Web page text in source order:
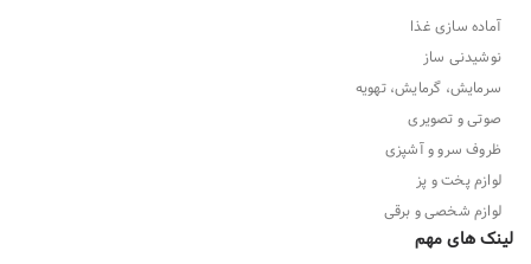
آماده سازی غذا
نوشیدنی ساز
سرمایش، گرمایش، تهویه
صوتی و تصویری
ظروف سرو و آشپزی
لوازم پخت و پز
لوازم شخصی و برقی
لینک های مهم